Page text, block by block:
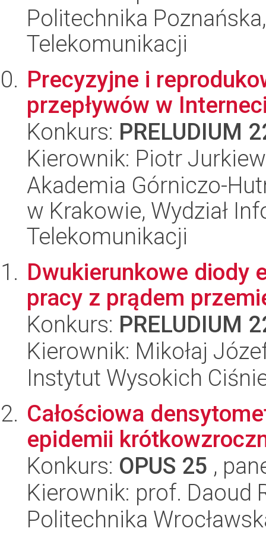
Politechnika
Telekomunikacji
Precyzyjne i
przepływów w
Konkurs: PRELUDIUM
Kierownik: Piotr
Akademia Górniczo-
w Krakowie, Wydział
Telekomunikacji
Dwukierunkowe diody
pracy z prądem
Konkurs: PRELUDIUM
Kierownik: Mikołaj
Instytut Wysokich
Całościowa
epidemii
Konkurs: OPUS 25 ,
Kierownik: prof. Daoud
Politechnika